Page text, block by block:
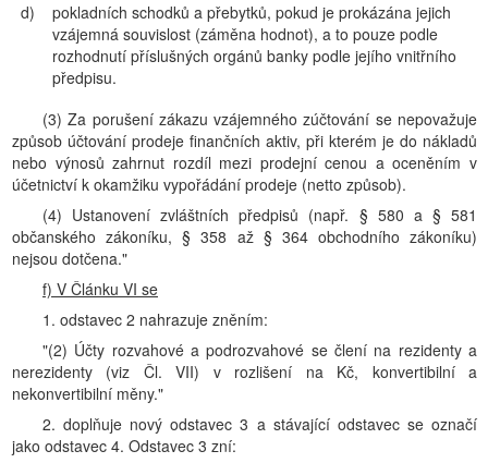
d)
pokladních schodků a přebytků, pokud je prokázána jejich
vzájemná souvislost (záměna hodnot), a to pouze podle
rozhodnutí příslušných orgánů banky podle jejího vnitřního
předpisu.
(3) Za porušení zákazu vzájemného zúčtování se nepovažuje
způsob účtování prodeje finančních aktiv, při kterém je do nákladů
nebo výnosů zahrnut rozdíl mezi prodejní cenou a oceněním v
účetnictví k okamžiku vypořádání prodeje (netto způsob).
(4) Ustanovení zvláštních předpisů (např. § 580 a § 581
občanského zákoníku, § 358 až § 364 obchodního zákoníku)
nejsou dotčena."
f) V Článku VI se
1. odstavec 2 nahrazuje zněním:
"(2) Účty rozvahové a podrozvahové se člení na rezidenty a
nerezidenty (viz Čl. VII) v rozlišení na Kč, konvertibilní a
nekonvertibilní měny."
2. doplňuje nový odstavec 3 a stávající odstavec se označí
jako odstavec 4. Odstavec 3 zní: